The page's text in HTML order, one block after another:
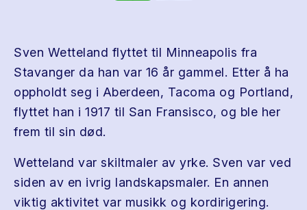
Sven Wetteland flyttet til Minneapolis fra
Stavanger da han var 16 år gammel. Etter å ha
oppholdt seg i Aberdeen, Tacoma og Portland,
flyttet han i 1917 til San Fransisco, og ble her
frem til sin død.
Wetteland var skiltmaler av yrke. Sven var ved
siden av en ivrig landskapsmaler. En annen
viktig aktivitet var musikk og kordirigering.